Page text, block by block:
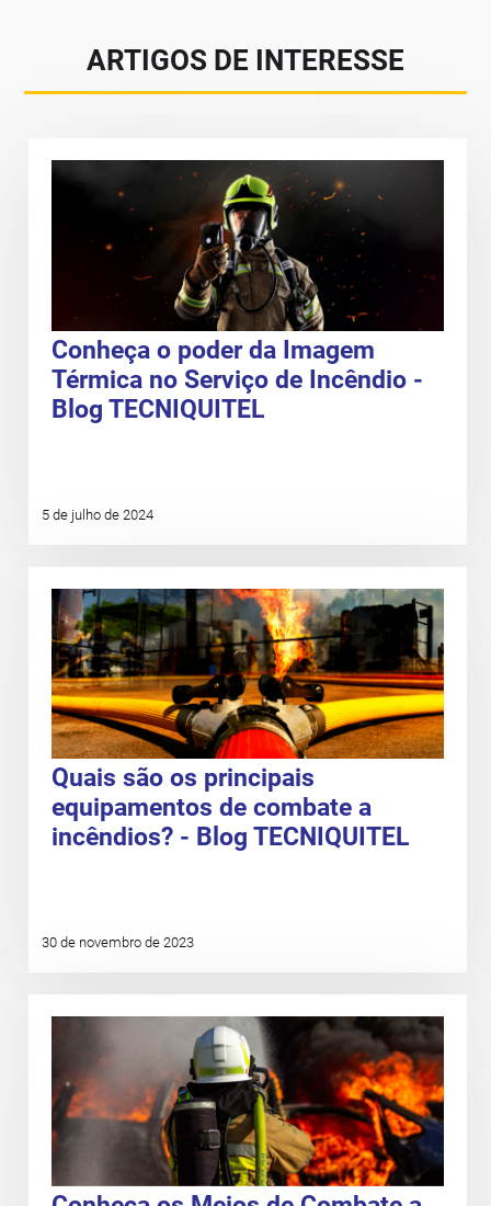
ARTIGOS DE INTERESSE
Conheça o poder da Imagem
Térmica no Serviço de Incêndio -
Blog TECNIQUITEL
5 de julho de 2024
Quais são os principais
equipamentos de combate a
incêndios? - Blog TECNIQUITEL
30 de novembro de 2023